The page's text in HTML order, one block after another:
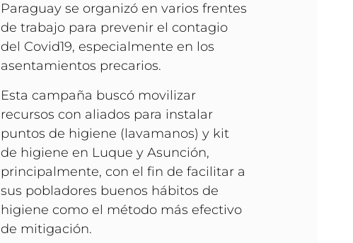
Paraguay se organizó en varios frentes
de trabajo para prevenir el contagio
del Covid19, especialmente en los
asentamientos precarios.
Esta campaña buscó movilizar
recursos con aliados para instalar
puntos de higiene (lavamanos) y kit
de higiene en Luque y Asunción,
principalmente, con el fin de facilitar a
sus pobladores buenos hábitos de
higiene como el método más efectivo
de mitigación.